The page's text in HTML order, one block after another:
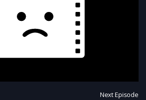
Next Episode